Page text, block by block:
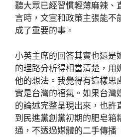
聽大眾已經習慣輕薄麻辣、
言時，文宣和政策主張能不
成了重要的事。
小英主席的回答其實也還是
的理路分析得相當清楚，用
他的想法。我覺得有這樣思
實是台灣的福氣。如果台灣
的論述完整呈現出來，也許
到民進黨創黨初期的肥皂箱
通，不透過媒體的二手傳播